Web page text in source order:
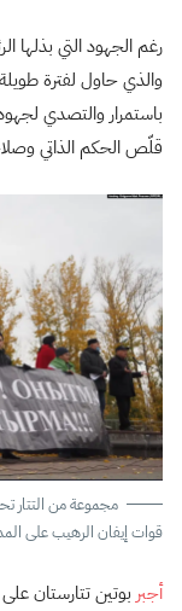
والذي حاول لفترة طويلة
باستمرار والتصدي
قلّص الحكم الذاتي
مجموعة من التتار
قوات إيفان الرهيب على المدينة
أجبر بوتين تتارستان